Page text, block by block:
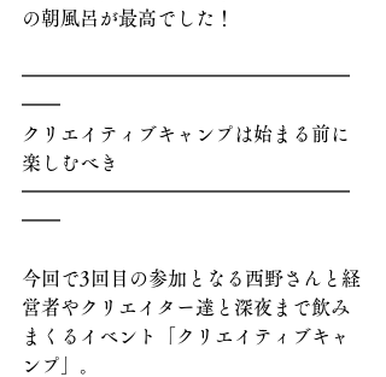
の朝風呂が最高でした！
━━━━━━━━━━━━━━━━━
━━
クリエイティブキャンプは始まる前に
楽しむべき
━━━━━━━━━━━━━━━━━
━━
今回で3回目の参加となる西野さんと経
営者やクリエイター達と深夜まで飲み
まくるイベント「クリエイティブキャ
ンプ」。